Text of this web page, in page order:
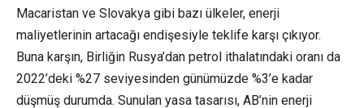
Macaristan ve Slovakya gibi bazı ülkeler, enerji
maliyetlerinin artacağı endişesiyle teklife karşı çıkıyor.
Buna karşın, Birliğin Rusya’dan petrol ithalatındaki oranı da
2022’deki %27 seviyesinden günümüzde %3’e kadar
düşmüş durumda. Sunulan yasa tasarısı, AB’nin enerji